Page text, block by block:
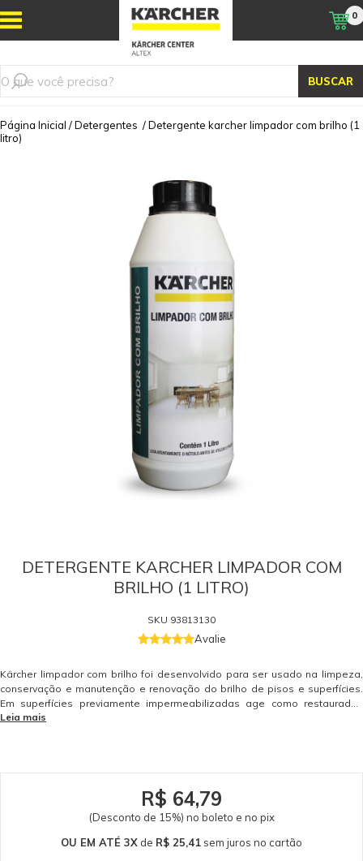
BUSCAR
0
Página Inicial /Detergentes /Detergente karcher limpador com brilho (1
litro)
DETERGENTE KARCHER LIMPADOR COM
BRILHO (1 LITRO)
SKU 93813130
Avalie
Kärcher limpador com brilho foi desenvolvido para ser usado na limpeza,
conservação e manutenção e renovação do brilho de pisos e superfícies.
Em superfícies previamente impermeabilizadas age como restaurador.
Pode ser aplicado em qualquer tipo de piso. Rendimento: 1 litro rende até
Limpador com Brilho 1 Litro Dados Técnicos Diluição: 1 / 10 Garantia -
Leia mais
R$ 64,79
(Desconto de 15%) no boleto e no pix
OU EM ATÉ 3X de R$ 25,41 sem juros no cartão